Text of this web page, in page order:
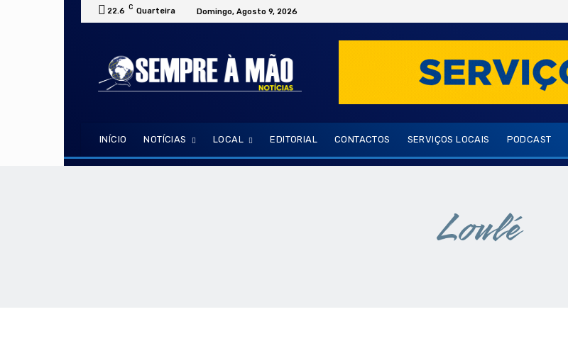
22.6 C Quarteira Domingo, Agosto 9, 2026
INÍCIO NOTÍCIAS LOCAL EDITORIAL CONTACTOS SERVIÇOS LOCAIS PODCAST
Loulé